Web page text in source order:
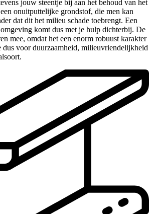
jouw steentje bij aan het behoud van het
onuitputtelijke grondstof, die men kan
dat dit het milieu schade toebrengt. Een
komt dus met je hulp dichterbij. De
mee, omdat het een enorm robuust karakter
dus voor duurzaamheid, milieuvriendelijkheid